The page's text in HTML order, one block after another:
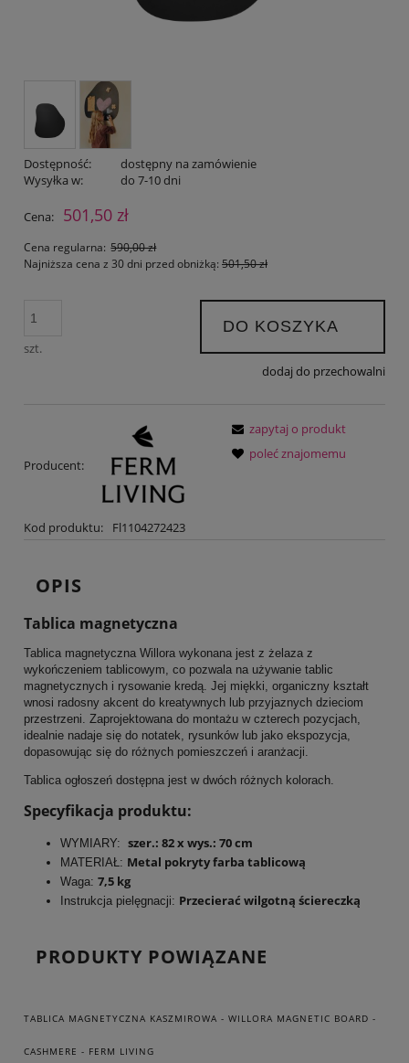
Dostępność:
dostępny na zamówienie
Wysyłka w:
do 7-10 dni
Cena: 501,50 zł
Cena regularna: 590,00 zł
Najniższa cena z 30 dni przed obniżką: 501,50 zł
szt.
DO KOSZYKA
dodaj do przechowalni
Producent:
Kod produktu: Fl1104272423
zapytaj o produkt
poleć znajomemu
OPIS
Tablica magnetyczna
Tablica magnetyczna Willora wykonana jest z żelaza z
wykończeniem tablicowym, co pozwala na używanie tablic
magnetycznych i rysowanie kredą. Jej miękki, organiczny kształt
wnosi radosny akcent do kreatywnych lub przyjaznych dzieciom
przestrzeni. Zaprojektowana do montażu w czterech pozycjach,
idealnie nadaje się do notatek, rysunków lub jako ekspozycja,
dopasowując się do różnych pomieszczeń i aranżacji.
Tablica ogłoszeń dostępna jest w dwóch różnych kolorach.
Specyfikacja produktu:
WYMIARY: szer.: 82 x wys.: 70 cm
MATERIAŁ: Metal pokryty farba tablicową
Waga: 7,5 kg
Instrukcja pielęgnacji: Przecierać wilgotną ściereczką
PRODUKTY POWIĄZANE
TABLICA MAGNETYCZNA KASZMIROWA - WILLORA MAGNETIC BOARD -
CASHMERE - FERM LIVING